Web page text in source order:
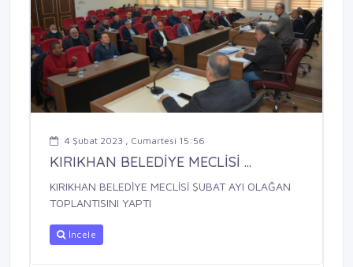
4 Şubat 2023 , Cumartesi 15:56
KIRIKHAN BELEDİYE MECLİSİ ...
KIRIKHAN BELEDİYE MECLİSİ ŞUBAT AYI OLAĞAN
TOPLANTISINI YAPTI
İncele